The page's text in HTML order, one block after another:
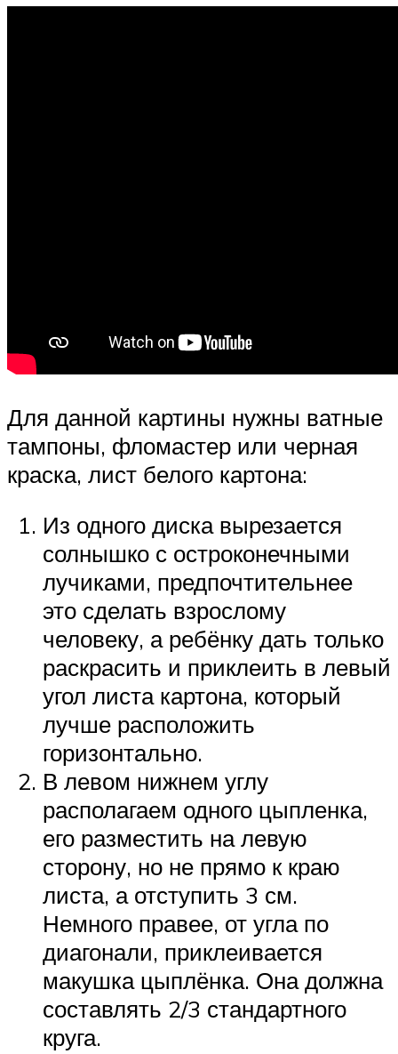
Для данной картины нужны ватные
тампоны, фломастер или черная
краска, лист белого картона:
Из одного диска вырезается
солнышко с остроконечными
лучиками, предпочтительнее
это сделать взрослому
человеку, а ребёнку дать только
раскрасить и приклеить в левый
угол листа картона, который
лучше расположить
горизонтально.
В левом нижнем углу
располагаем одного цыпленка,
его разместить на левую
сторону, но не прямо к краю
листа, а отступить 3 см.
Немного правее, от угла по
диагонали, приклеивается
макушка цыплёнка. Она должна
составлять 2/3 стандартного
круга.